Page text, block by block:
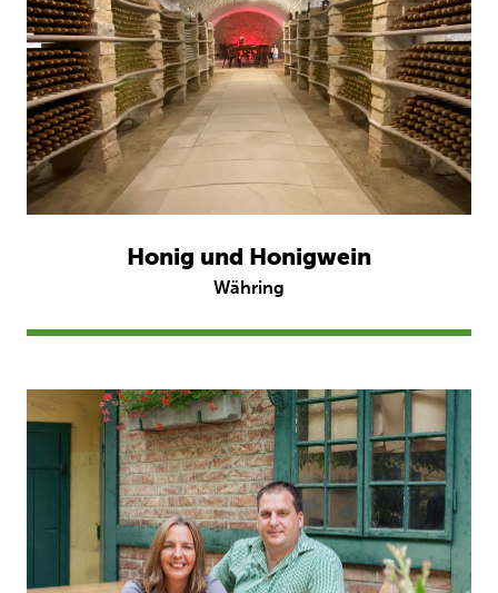
Honig und Honigwein
Währing